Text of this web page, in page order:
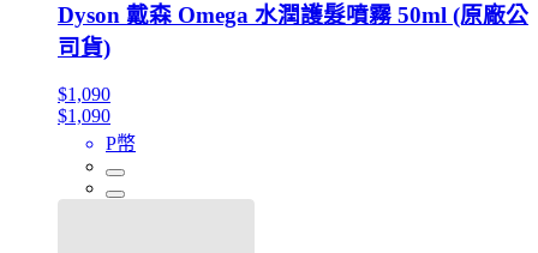
Dyson 戴森 Omega 水潤護髮噴霧 50ml (原廠公
司貨)
$1,090
$1,090
P幣